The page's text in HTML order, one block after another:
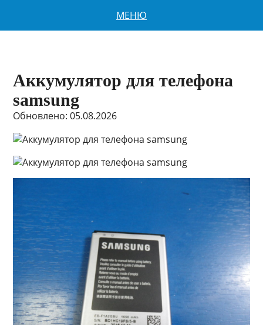
МЕНЮ
Аккумулятор для телефона
samsung
Обновлено: 05.08.2026